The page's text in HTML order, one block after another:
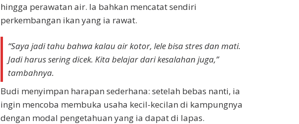
hingga perawatan air. Ia bahkan mencatat sendiri
perkembangan ikan yang ia rawat.
“Saya jadi tahu bahwa kalau air kotor, lele bisa stres dan mati.
Jadi harus sering dicek. Kita belajar dari kesalahan juga,”
tambahnya.
Budi menyimpan harapan sederhana: setelah bebas nanti, ia
ingin mencoba membuka usaha kecil-kecilan di kampungnya
dengan modal pengetahuan yang ia dapat di lapas.